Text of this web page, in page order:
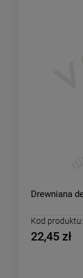
Drewniana
Kod produktu:
22,45 zł